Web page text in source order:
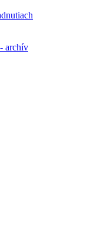
archív